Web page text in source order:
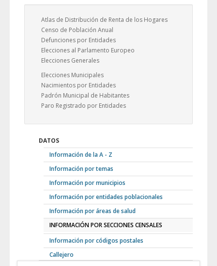
Atlas de Distribución de Renta de los Hogares
Censo de Población Anual
Defunciones por Entidades
Elecciones al Parlamento Europeo
Elecciones Generales
Elecciones Municipales
Nacimientos por Entidades
Padrón Municipal de Habitantes
Paro Registrado por Entidades
DATOS
Información de la A - Z
Información por temas
Información por municipios
Información por entidades poblacionales
Información por áreas de salud
INFORMACIÓN POR SECCIONES CENSALES
Información por códigos postales
Callejero